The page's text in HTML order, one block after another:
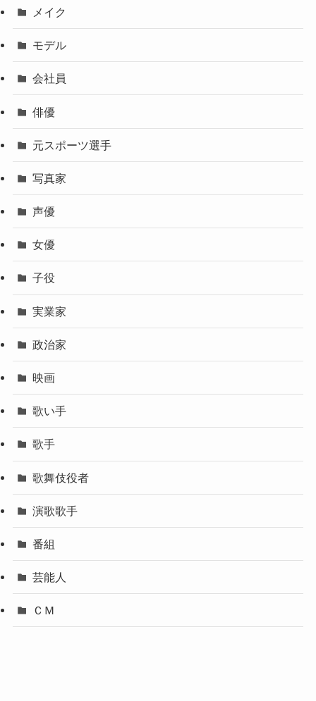
メイク
モデル
会社員
俳優
元スポーツ選手
写真家
声優
女優
子役
実業家
政治家
映画
歌い手
歌手
歌舞伎役者
演歌歌手
番組
芸能人
ＣＭ